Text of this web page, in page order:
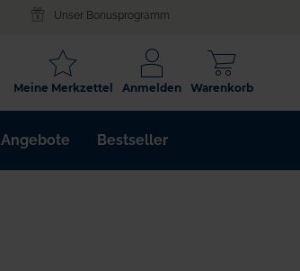
Unser Bonusprogramm
Warenkorb
Anmelden
Meine Merkzettel
Angebote Bestseller